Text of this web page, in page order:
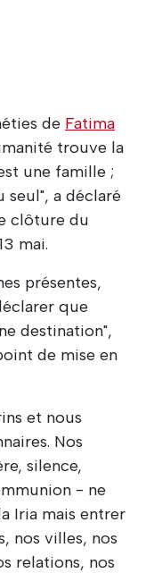
de Fatima
trouve la
une famille ;
seul", a déclaré
clôture du
mai.
présentes,
que
destination",
de mise en
et nous
Nos
silence,
- ne
Iria mais entrer
nos villes, nos
relations, nos